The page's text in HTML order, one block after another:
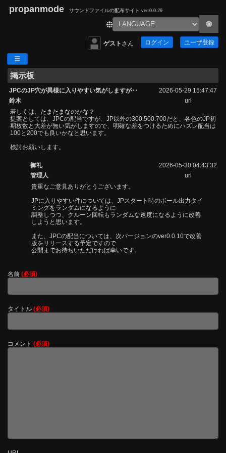
propanmode サウンドファイルの配布サイト ver 0.0.29
ゲスト さん ログイン ユーザ登録
掲示板
JPCのJP穴が異様に入りやすい気がしますが‥
2026-05-29 15:47:47
鈴木
url
若しくは、たまたまなのかな？
提案としては、JPCの配当ですが、JP以外の300.500.700だと、各色のJP初
期枚数と大差が無い気がしますので、明確な差をつけるためにハズレ配当は
100と200でも良いかなと思います。
検討お願いします。
御礼
2026-05-30 04:43:32
管理人
url
貴重なご意見ありがとうございます。
JPに入りやすい件については、JPスタート時のボール出力タイ
ミングをランダムになるように
調整しつつ、クルーン回転もランダムな速度になるように改善
しようと思います。
また、JPCの配当については、次バージョンのver0.0.10で改善
版をリリースする予定ですので
公開までお待ちいただければ幸いです。
名前 (必須)
タイトル (必須)
コメント (必須)